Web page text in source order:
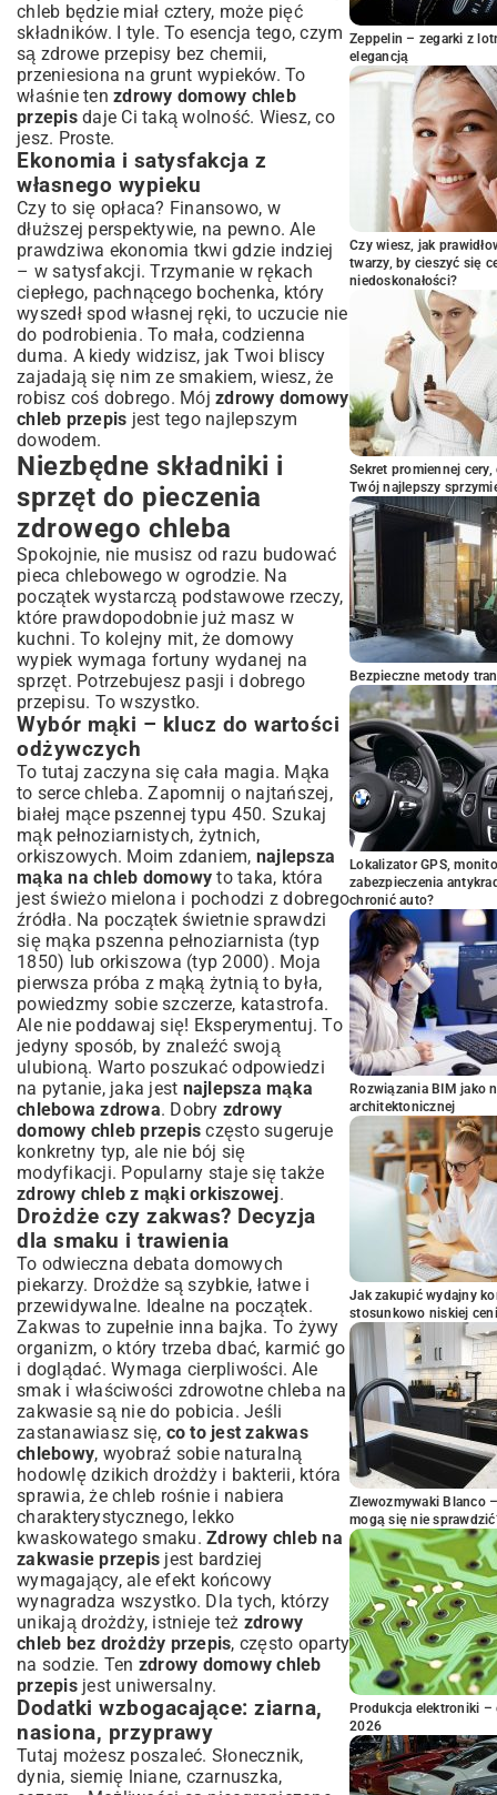
Chleb pełnoziarnisty z różnymi ziarnami
Chleb z niskim indeksem glikemicznym –
alternatywa dla cukrzyków
Przepisy na chleb bezglutenowy dla osób z
nietolerancją
Szybki chleb bez wyrabiania dla
zabieganych
Przechowywanie domowego chleba i
najczęstsze problemy
Metody utrzymania świeżości na dłużej
Mrożenie chleba – praktyczne wskazówki
Jak uniknąć zakalca i innych kulinarnych
wyzwań?
Podsumowanie: Ciesz się smakiem
prawdziwego chleba!
chleb będzie miał cztery, może pięć
składników. I tyle. To esencja tego, czym
są zdrowe przepisy bez chemii,
przeniesiona na grunt wypieków. To
właśnie ten zdrowy domowy chleb
przepisdaje Ci taką wolność. Wiesz, co
jesz. Proste.
Ekonomia i satysfakcja z
własnego wypieku
Czy to się opłaca? Finansowo, w
dłuższej perspektywie, na pewno. Ale
prawdziwa ekonomia tkwi gdzie indziej
– w satysfakcji. Trzymanie w rękach
ciepłego, pachnącego bochenka, który
wyszedł spod własnej ręki, to uczucie nie
do podrobienia. To mała, codzienna
duma. A kiedy widzisz, jak Twoi bliscy
zajadają się nim ze smakiem, wiesz, że
robisz coś dobrego. Mój zdrowy domowy
chleb przepis jest tego najlepszym
dowodem.
Niezbędne składniki i
sprzęt do pieczenia
zdrowego chleba
Spokojnie, nie musisz od razu budować
pieca chlebowego w ogrodzie. Na
początek wystarczą podstawowe rzeczy,
które prawdopodobnie już masz w
kuchni. To kolejny mit, że domowy
wypiek wymaga fortuny wydanej na
sprzęt. Potrzebujesz pasji i dobrego
przepisu. To wszystko.
Wybór mąki – klucz do wartości
odżywczych
To tutaj zaczyna się cała magia. Mąka
to serce chleba. Zapomnij o najtańszej,
białej mące pszennej typu 450. Szukaj
mąk pełnoziarnistych, żytnich,
orkiszowych. Moim zdaniem, najlepsza
mąka na chleb domowy to taka, która
jest świeżo mielona i pochodzi z dobrego
źródła. Na początek świetnie sprawdzi
się mąka pszenna pełnoziarnista (typ
1850) lub orkiszowa (typ 2000). Moja
pierwsza próba z mąką żytnią to była,
powiedzmy sobie szczerze, katastrofa.
Ale nie poddawaj się! Eksperymentuj. To
jedyny sposób, by znaleźć swoją
ulubioną. Warto poszukać odpowiedzi
na pytanie, jaka jest najlepsza mąka
chlebowa zdrowa. Dobry zdrowy
domowy chleb przepis często sugeruje
konkretny typ, ale nie bój się
modyfikacji. Popularny staje się także
zdrowy chleb z mąki orkiszowej.
Drożdże czy zakwas? Decyzja
dla smaku i trawienia
To odwieczna debata domowych
piekarzy. Drożdże są szybkie, łatwe i
przewidywalne. Idealne na początek.
Zakwas to zupełnie inna bajka. To żywy
organizm, o który trzeba dbać, karmić go
i doglądać. Wymaga cierpliwości. Ale
smak i właściwości zdrowotne chleba na
zakwasie są nie do pobicia. Jeśli
zastanawiasz się, co to jest zakwas
chlebowy, wyobraź sobie naturalną
hodowlę dzikich drożdży i bakterii, która
sprawia, że chleb rośnie i nabiera
charakterystycznego, lekko
kwaskowatego smaku. Zdrowy chleb na
zakwasie przepis jest bardziej
wymagający, ale efekt końcowy
wynagradza wszystko. Dla tych, którzy
unikają drożdży, istnieje też zdrowy
chleb bez drożdży przepis, często oparty
na sodzie. Ten zdrowy domowy chleb
przepisjest uniwersalny.
Dodatki wzbogacające: ziarna,
nasiona, przyprawy
Tutaj możesz poszaleć. Słonecznik,
dynia, siemię lniane, czarnuszka,
Zeppelin – zegarki z
elegancją
Czy wiesz, jak
twarzy, by cieszyć się
niedoskonałości?
Sekret promiennej
Twój najlepszy
Bezpieczne metody
Lokalizator GPS,
zabezpieczenia
chronić auto?
Rozwiązania BIM jako
architektonicznej
Jak zakupić wydajny
stosunkowo niskiej
Zlewozmywaki Blanco
mogą się nie
Produkcja elektroniki –
2026